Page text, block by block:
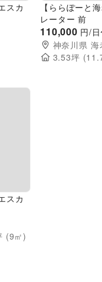
スカ
【ららぽーと
レーター 前
110,000 円/日
神奈川県 海
3.53坪 (
スカ
(9㎡)